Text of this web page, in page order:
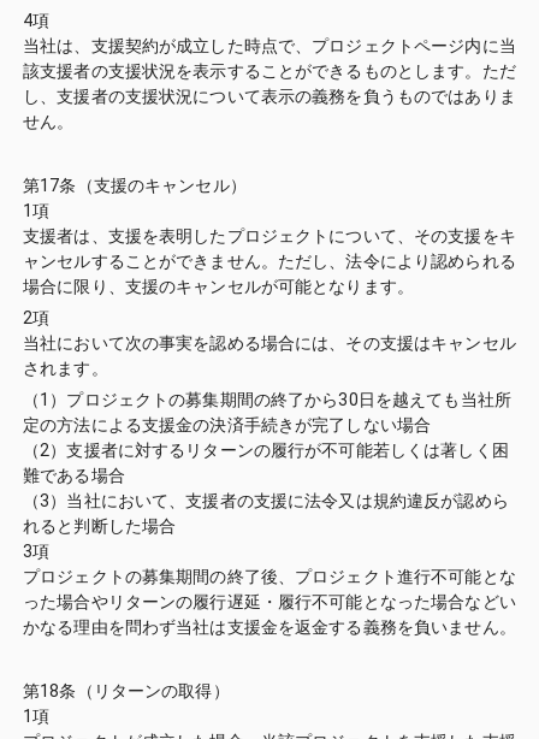
4項
当社は、支援契約が成立した時点で、プロジェクトページ内に当
該支援者の支援状況を表示することができるものとします。ただ
し、支援者の支援状況について表示の義務を負うものではありま
せん。
第17条（支援のキャンセル）
1項
支援者は、支援を表明したプロジェクトについて、その支援をキ
ャンセルすることができません。ただし、法令により認められる
場合に限り、支援のキャンセルが可能となります。
2項
当社において次の事実を認める場合には、その支援はキャンセル
されます。
（1）プロジェクトの募集期間の終了から30日を越えても当社所
定の方法による支援金の決済手続きが完了しない場合
（2）支援者に対するリターンの履行が不可能若しくは著しく困
難である場合
（3）当社において、支援者の支援に法令又は規約違反が認めら
れると判断した場合
3項
プロジェクトの募集期間の終了後、プロジェクト進行不可能とな
った場合やリターンの履行遅延・履行不可能となった場合などい
かなる理由を問わず当社は支援金を返金する義務を負いません。
第18条（リターンの取得）
1項